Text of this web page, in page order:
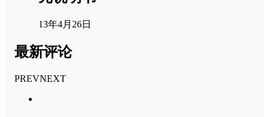
13年4月26日
最新评论
PREVNEXT